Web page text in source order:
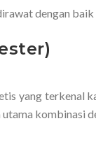
dengan baik
yang terkenal
kombinasi